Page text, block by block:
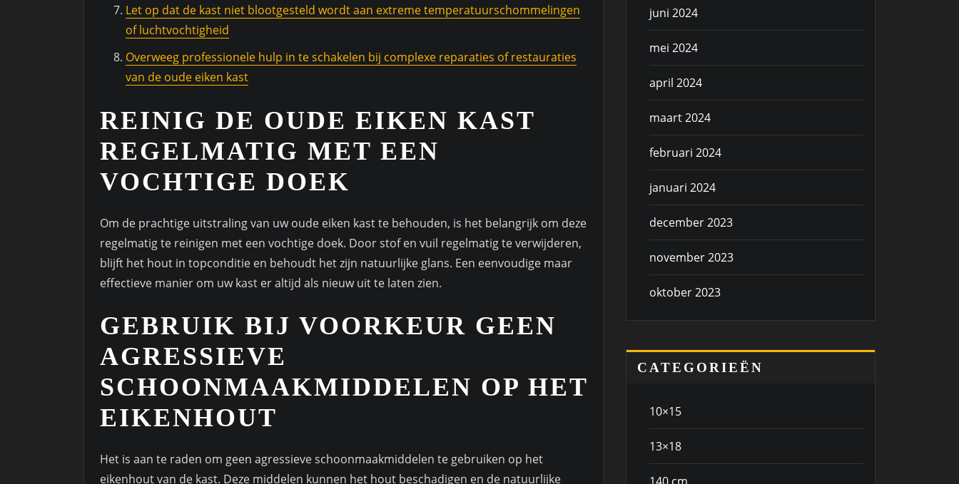
Let op dat de kast niet blootgesteld wordt aan extreme temperatuurschommelingen
of luchtvochtigheid
Overweeg professionele hulp in te schakelen bij complexe reparaties of restauraties
van de oude eiken kast
REINIG DE OUDE EIKEN KAST
REGELMATIG MET EEN
VOCHTIGE DOEK
Om de prachtige uitstraling van uw oude eiken kast te behouden, is het belangrijk om deze
regelmatig te reinigen met een vochtige doek. Door stof en vuil regelmatig te verwijderen,
blijft het hout in topconditie en behoudt het zijn natuurlijke glans. Een eenvoudige maar
effectieve manier om uw kast er altijd als nieuw uit te laten zien.
GEBRUIK BIJ VOORKEUR GEEN
AGRESSIEVE
SCHOONMAAKMIDDELEN OP HET
EIKENHOUT
Het is aan te raden om geen agressieve schoonmaakmiddelen te gebruiken op het
eikenhout van de kast. Deze middelen kunnen het hout beschadigen en de natuurlijke
juni 2024
mei 2024
april 2024
maart 2024
februari 2024
januari 2024
december 2023
november 2023
oktober 2023
CATEGORIEËN
10×15
13×18